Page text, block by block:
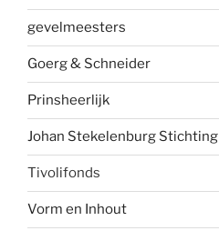
gevelmeesters
Goerg & Schneider
Prinsheerlijk
Johan Stekelenburg Stichting
Tivolifonds
Vorm en Inhout